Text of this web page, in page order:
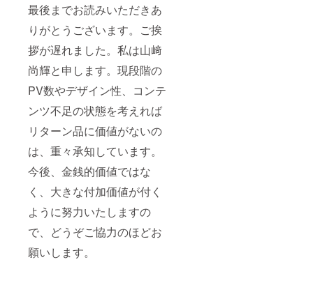
最後までお読みいただきあ
りがとうございます。ご挨
拶が遅れました。私は山﨑
尚輝と申します。現段階の
PV数やデザイン性、コンテ
ンツ不足の状態を考えれば
リターン品に価値がないの
は、重々承知しています。
今後、金銭的価値ではな
く、大きな付加価値が付く
ように努力いたしますの
で、どうぞご協力のほどお
願いします。